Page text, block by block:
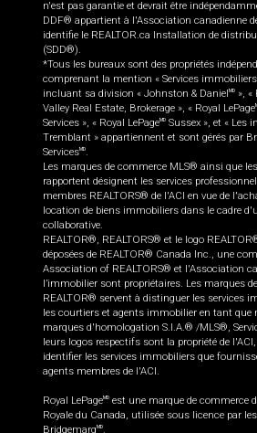
n'est pas garantie et devrait être
DDF® appartient à l'Association canadienne
identifie le REALTOR.ca Installation de
(SDD®).
*Tous les bureaux sont des propriétés
comprenant la mention « Services immobiliers
incluant sa division « Johnston & DanielMD », «
Valley Real Estate, Brokerage », « Royal LePage
Services », « Royal LePageMD Sussex », et « Les
Tremblant » appartiennent et sont gérés par
ServicesMD.
Les marques de commerce MLS® ainsi que
rapportent désignent les services
membres REALTORS® de l'ACI en vue de
location de biens immobiliers dans le cadre
collaborative.
REALTOR®, REALTORS® et le logo
déposées de REALTOR® Canada Inc., une
Association of REALTORS® et l'Association
l’immobilier sont propriétaires. Les marques
REALTOR® servent à distinguer les services
les courtiers et agents immobilier en tant que
marques d'homologation S.I.A.® /MLS®,
leurs logos respectifs sont la propriété de
identifier les services immobiliers que
agents membres de l'ACI.
Royal LePageMD est une marque de commerce
Royale du Canada, utilisée sous licence par
BridgemarqMD.